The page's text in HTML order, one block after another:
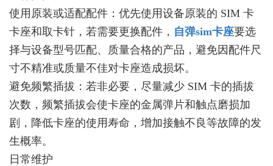
使用原装或适配配件：优先使用设备原装的 SIM 卡
卡座和取卡针，若需要更换配件， 自弹sim卡座要选
择与设备型号匹配、质量合格的产品，避免因配件尺
寸不精准或质量不佳对卡座造成损坏。
避免频繁插拔：若非必要，尽量减少 SIM 卡的插拔
次数，频繁插拔会使卡座的金属弹片和触点磨损加
剧，降低卡座的使用寿命，增加接触不良等故障的发
生概率。
日常维护